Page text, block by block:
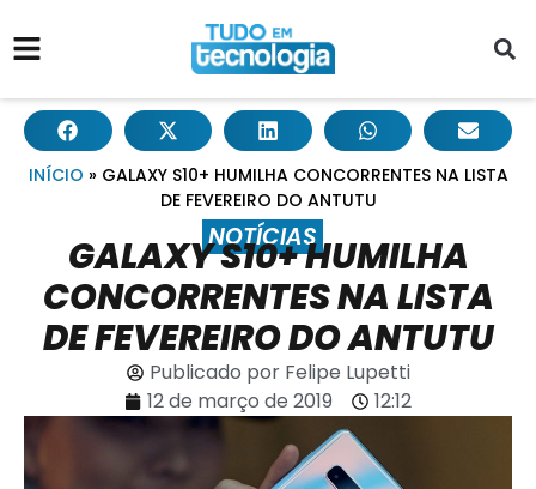
INÍCIO » GALAXY S10+ HUMILHA CONCORRENTES NA LISTA
DE FEVEREIRO DO ANTUTU
NOTÍCIAS
GALAXY S10+ HUMILHA
CONCORRENTES NA LISTA
DE FEVEREIRO DO ANTUTU
Publicado porFelipe Lupetti
12 de março de 2019
12:12